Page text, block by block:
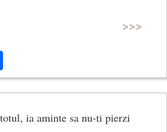
>>>
ia aminte sa nu-ti pierzi